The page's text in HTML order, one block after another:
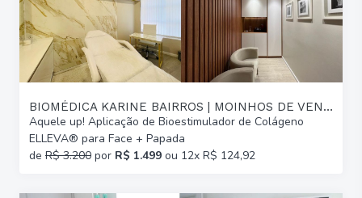
BIOMÉDICA KARINE BAIRROS | MOINHOS DE VENTO
Aquele up! Aplicação de Bioestimulador de Colágeno
ELLEVA® para Face + Papada
de R$ 3.200 por R$ 1.499 ou 12x R$ 124,92